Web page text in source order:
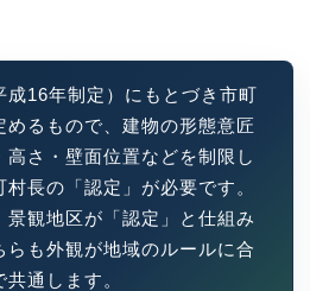
成16年制定）にもとづき市町
るもので、建物の形態意匠
高さ・壁面位置などを制限し
長の「認定」が必要です。
景観地区が「認定」と仕組み
らも外観が地域のルールに合
通します。